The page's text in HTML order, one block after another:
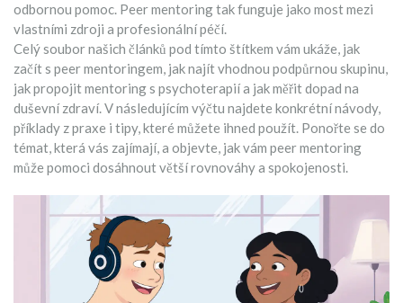
odbornou pomoc. Peer mentoring tak funguje jako most mezi
vlastními zdroji a profesionální péčí.
Celý soubor našich článků pod tímto štítkem vám ukáže, jak
začít s peer mentoringem, jak najít vhodnou podpůrnou skupinu,
jak propojit mentoring s psychoterapií a jak měřit dopad na
duševní zdraví. V následujícím výčtu najdete konkrétní návody,
příklady z praxe i tipy, které můžete ihned použít. Ponořte se do
témat, která vás zajímají, a objevte, jak vám peer mentoring
může pomoci dosáhnout větší rovnováhy a spokojenosti.